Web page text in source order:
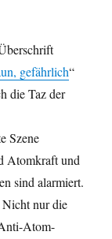
gefährlich“
die Taz der
Szene
Atomkraft und
sind alarmiert.
Nicht nur die
Atom-